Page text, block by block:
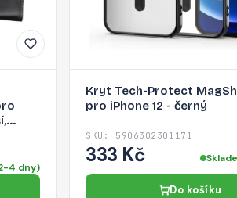
4 dny)
Kryt Tech-Protect
pro iPhone 12 - černý
SKU: 5906302301171
333 Kč
Do košíku